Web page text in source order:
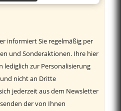
informiert Sie regelmäßig per
und Sonderaktionen. Ihre hier
lediglich zur Personalisierung
nicht an Dritte
jederzeit aus dem Newsletter
der von Ihnen